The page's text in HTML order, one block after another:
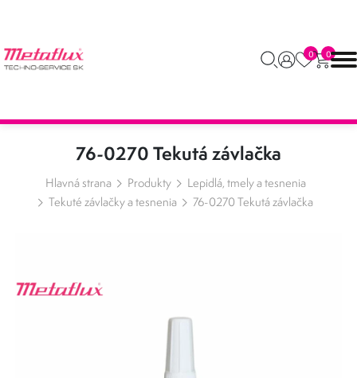
0 0
76-0270 Tekutá závlačka
Hlavná strana Produkty
Lepidlá, tmely a tesnenia
Tekuté závlačky a tesnenia
76-0270 Tekutá závlačka